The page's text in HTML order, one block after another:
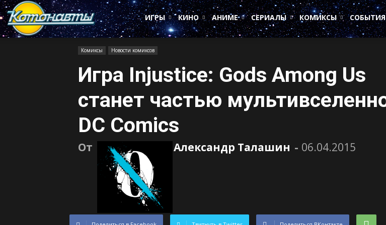
Котонавты
ИГРЫ
КИНО АНИМЕ СЕРИАЛЫ КОМИКСЫ СОБЫТИЯ
Комиксы Новости комиксов
Игра Injustice: Gods Among Us
станет частью
DC Comics
От Александр Талашин - 06.04.2015